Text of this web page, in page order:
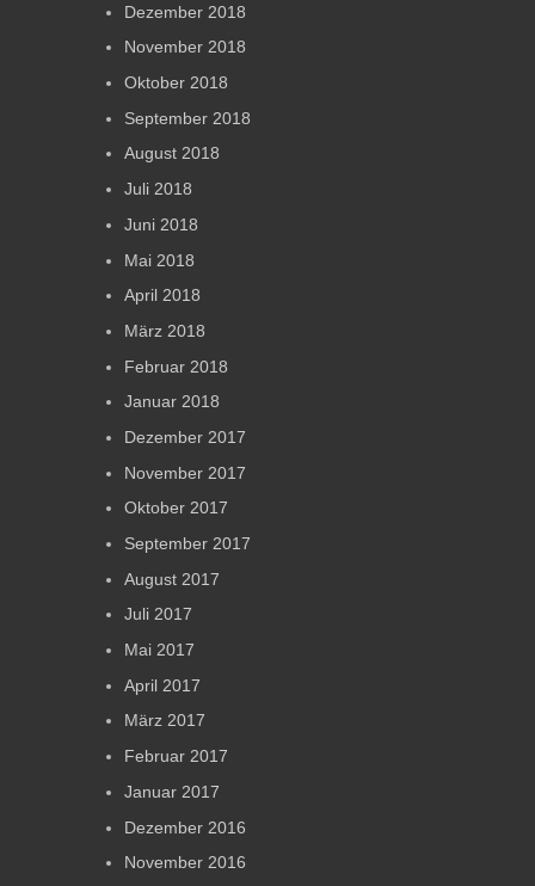
Dezember 2018
November 2018
Oktober 2018
September 2018
August 2018
Juli 2018
Juni 2018
Mai 2018
April 2018
März 2018
Februar 2018
Januar 2018
Dezember 2017
November 2017
Oktober 2017
September 2017
August 2017
Juli 2017
Mai 2017
April 2017
März 2017
Februar 2017
Januar 2017
Dezember 2016
November 2016